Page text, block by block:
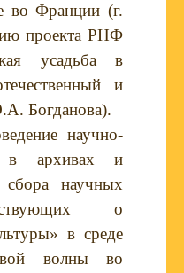
во Франции (г.
проекта РНФ
усадьба в
и
Богданова).
научно-
в архивах и
научных
о
в среде
волны во